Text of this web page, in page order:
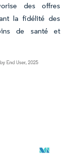
des offres
la fidélité des
de santé et